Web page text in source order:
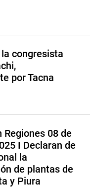
congresista
por Tacna
Regiones 08 de
I Declaran de
la
de plantas de
y Piura